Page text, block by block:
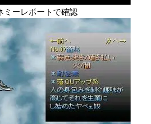
ミーレポートで確認